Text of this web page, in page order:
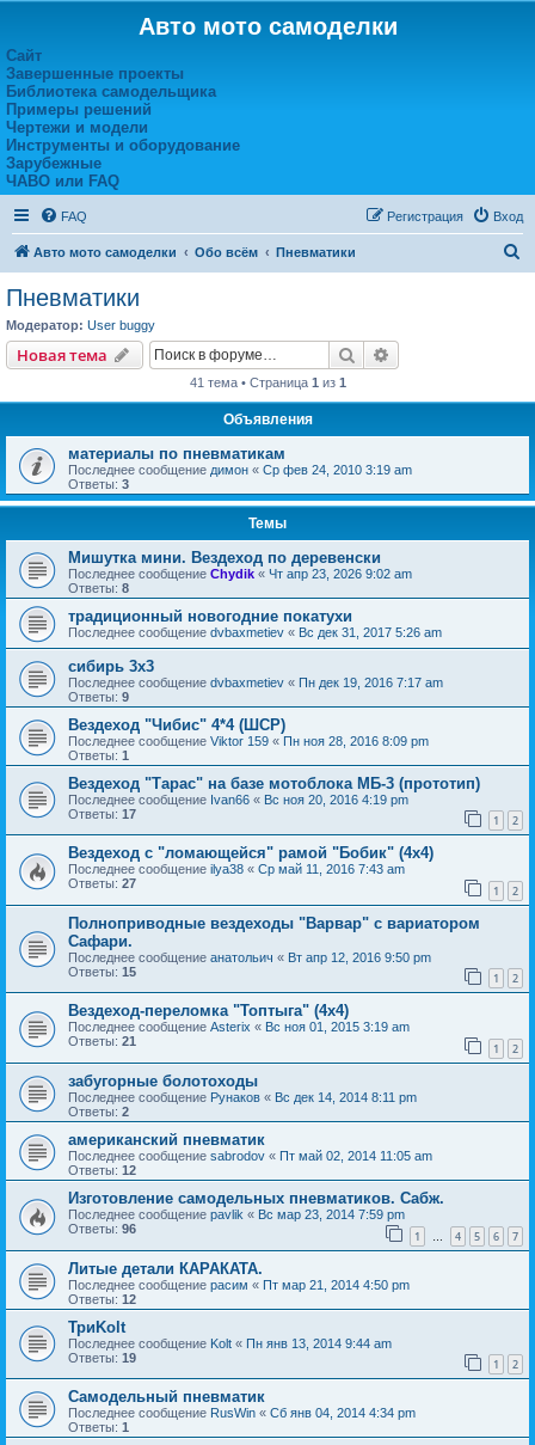
Авто мото самоделки
Сайт
Завершенные проекты
Библиотека самодельщика
Примеры решений
Чертежи и модели
Инструменты и оборудование
Зарубежные
ЧАВО или FAQ
FAQ Вход
Регистрация
Авто мото самоделки Обо всём Пневматики
Пневматики
Модератор: User buggy
Новая тема Поиск
41 тема • Страница 1 из 1
Объявления
материалы по пневматикам
Последнее сообщение димон « Ср фев 24, 2010 3:19 am
Ответы: 3
Темы
Мишутка мини. Вездеход по деревенски
Последнее сообщение Chydik « Чт апр 23, 2026 9:02 am
Ответы: 8
традиционный новогодние покатухи
Последнее сообщение dvbaxmetiev « Вс дек 31, 2017 5:26 am
сибирь 3х3
Последнее сообщение dvbaxmetiev « Пн дек 19, 2016 7:17 am
Ответы: 9
Вездеход "Чибис" 4*4 (ШСР)
Последнее сообщение Viktor 159 « Пн ноя 28, 2016 8:09 pm
Ответы: 1
Вездеход "Тарас" на базе мотоблока МБ-3 (прототип)
Последнее сообщение Ivan66 « Вс ноя 20, 2016 4:19 pm
Ответы: 17 1 2
Вездеход с "ломающейся" рамой "Бобик" (4х4)
Последнее сообщение ilya38 « Ср май 11, 2016 7:43 am
Ответы: 27 1 2
Полноприводные вездеходы "Варвар" с вариатором
Сафари.
Последнее сообщение анатольич « Вт апр 12, 2016 9:50 pm
Ответы: 15 1 2
Вездеход-переломка "Топтыга" (4х4)
Последнее сообщение Asterix « Вс ноя 01, 2015 3:19 am
Ответы: 21 1 2
забугорные болотоходы
Последнее сообщение Рунаков « Вс дек 14, 2014 8:11 pm
Ответы: 2
американский пневматик
Последнее сообщение sabrodov « Пт май 02, 2014 11:05 am
Ответы: 12
Изготовление самодельных пневматиков. Сабж.
Последнее сообщение pavlik « Вс мар 23, 2014 7:59 pm
Ответы: 96 1 … 4 5 6 7
Литые детали КАРАКАТА.
Последнее сообщение расим « Пт мар 21, 2014 4:50 pm
Ответы: 12
ТриKolt
Последнее сообщение Kolt « Пн янв 13, 2014 9:44 am
Ответы: 19 1 2
Самодельный пневматик
Последнее сообщение RusWin « Сб янв 04, 2014 4:34 pm
Ответы: 1